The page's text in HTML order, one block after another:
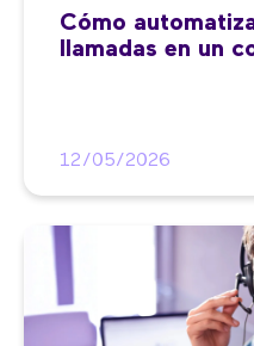
Cómo
llamadas en un
12/05/2026